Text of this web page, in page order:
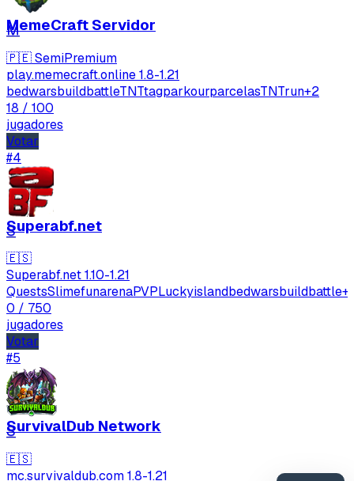
M
MemeCraft Servidor
🇵🇪SemiPremium
play.memecraft.online1.8-1.21
bedwarsbuildbattleTNTtagparkourparcelasTNTrun+2
18 / 100
jugadores
Votar
#4
S
Superabf.net
🇪🇸
Superabf.net1.10-1.21
QuestsSlimefunarenaPVPLuckyislandbedwarsbuildbattle
0 / 750
jugadores
Votar
#5
S
SurvivalDub Network
🇪🇸
mc.survivaldub.com1.8-1.21